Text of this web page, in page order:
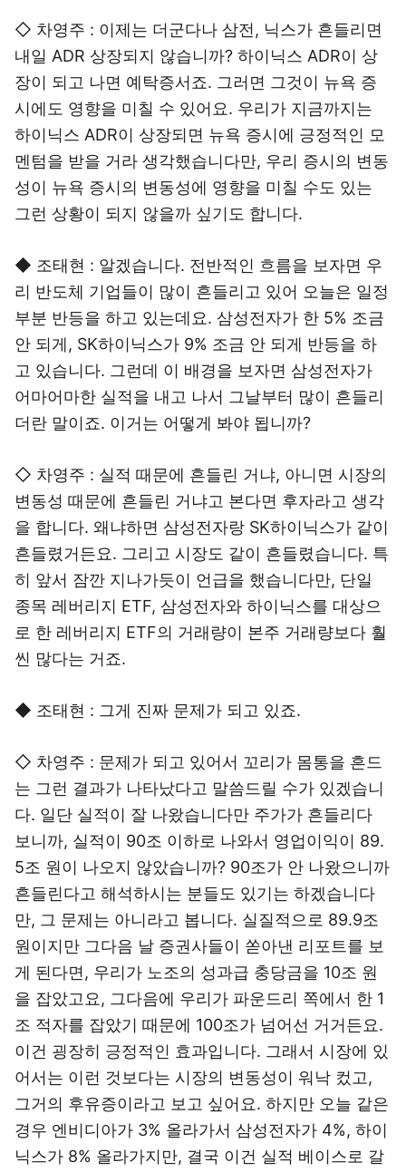
◇ 차영주 : 이제는 더군다나 삼전, 닉스가 흔들리면
내일 ADR 상장되지 않습니까? 하이닉스 ADR이 상
장이 되고 나면 예탁증서죠. 그러면 그것이 뉴욕 증
시에도 영향을 미칠 수 있어요. 우리가 지금까지는
하이닉스 ADR이 상장되면 뉴욕 증시에 긍정적인 모
멘텀을 받을 거라 생각했습니다만, 우리 증시의 변동
성이 뉴욕 증시의 변동성에 영향을 미칠 수도 있는
그런 상황이 되지 않을까 싶기도 합니다.
◆ 조태현 : 알겠습니다. 전반적인 흐름을 보자면 우
리 반도체 기업들이 많이 흔들리고 있어 오늘은 일정
부분 반등을 하고 있는데요. 삼성전자가 한 5% 조금
안 되게, SK하이닉스가 9% 조금 안 되게 반등을 하
고 있습니다. 그런데 이 배경을 보자면 삼성전자가
어마어마한 실적을 내고 나서 그날부터 많이 흔들리
더란 말이죠. 이거는 어떻게 봐야 됩니까?
◇ 차영주 : 실적 때문에 흔들린 거냐, 아니면 시장의
변동성 때문에 흔들린 거냐고 본다면 후자라고 생각
을 합니다. 왜냐하면 삼성전자랑 SK하이닉스가 같이
흔들렸거든요. 그리고 시장도 같이 흔들렸습니다. 특
히 앞서 잠깐 지나가듯이 언급을 했습니다만, 단일
종목 레버리지 ETF, 삼성전자와 하이닉스를 대상으
로 한 레버리지 ETF의 거래량이 본주 거래량보다 훨
씬 많다는 거죠.
◆ 조태현 : 그게 진짜 문제가 되고 있죠.
◇ 차영주 : 문제가 되고 있어서 꼬리가 몸통을 흔드
는 그런 결과가 나타났다고 말씀드릴 수가 있겠습니
다. 일단 실적이 잘 나왔습니다만 주가가 흔들리다
보니까, 실적이 90조 이하로 나와서 영업이익이 89.
5조 원이 나오지 않았습니까? 90조가 안 나왔으니까
흔들린다고 해석하시는 분들도 있기는 하겠습니다
만, 그 문제는 아니라고 봅니다. 실질적으로 89.9조
원이지만 그다음 날 증권사들이 쏟아낸 리포트를 보
게 된다면, 우리가 노조의 성과급 충당금을 10조 원
을 잡았고요, 그다음에 우리가 파운드리 쪽에서 한 1
조 적자를 잡았기 때문에 100조가 넘어선 거거든요.
이건 굉장히 긍정적인 효과입니다. 그래서 시장에 있
어서는 이런 것보다는 시장의 변동성이 워낙 컸고,
그거의 후유증이라고 보고 싶어요. 하지만 오늘 같은
경우 엔비디아가 3% 올라가서 삼성전자가 4%, 하이
닉스가 8% 올라가지만, 결국 이건 실적 베이스로 갈